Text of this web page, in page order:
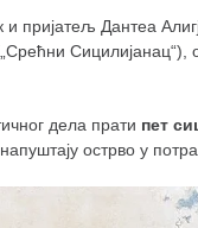
пријатељ Дантеа
Сицилијанац“),
дела прати пет
острво у